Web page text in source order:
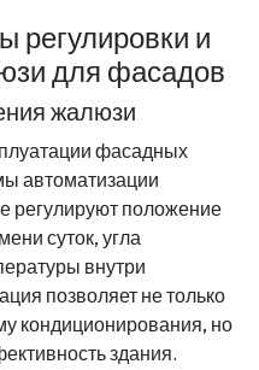
регулировки и
для фасадов
жалюзи
фасадных
автоматизации
регулируют положение
суток, угла
внутри
позволяет не только
кондиционирования, но
здания.